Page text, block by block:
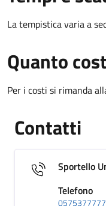
La tempistica varia a
Quanto
Per i costi si rimanda
Contatti
Sportello
Telefono
0575377777